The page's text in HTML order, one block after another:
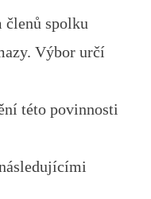
členů spolku
Výbor určí
této povinnosti